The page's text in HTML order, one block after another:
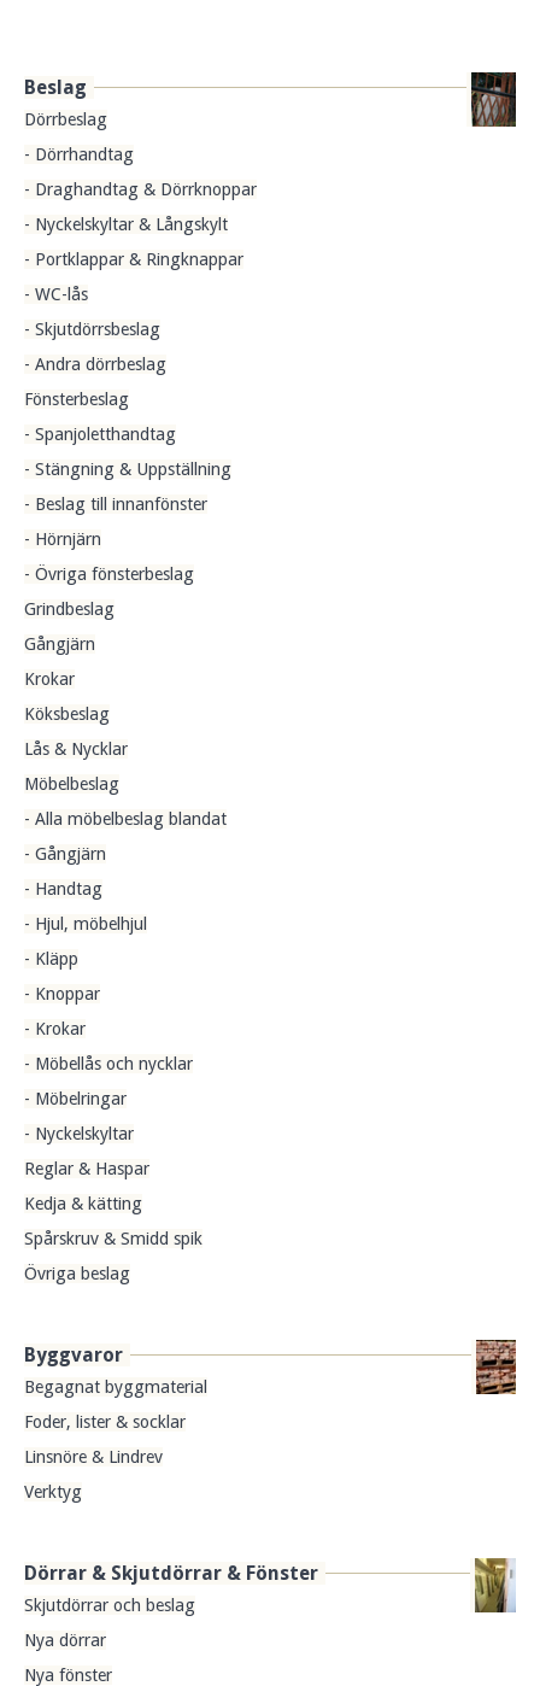
Beslag
Dörrbeslag
- Dörrhandtag
- Draghandtag & Dörrknoppar
- Nyckelskyltar & Långskylt
- Portklappar & Ringknappar
- WC-lås
- Skjutdörrsbeslag
- Andra dörrbeslag
Fönsterbeslag
- Spanjoletthandtag
- Stängning & Uppställning
- Beslag till innanfönster
- Hörnjärn
- Övriga fönsterbeslag
Grindbeslag
Gångjärn
Krokar
Köksbeslag
Lås & Nycklar
Möbelbeslag
- Alla möbelbeslag blandat
- Gångjärn
- Handtag
- Hjul, möbelhjul
- Kläpp
- Knoppar
- Krokar
- Möbellås och nycklar
- Möbelringar
- Nyckelskyltar
Reglar & Haspar
Kedja & kätting
Spårskruv & Smidd spik
Övriga beslag
Byggvaror
Begagnat byggmaterial
Foder, lister & socklar
Linsnöre & Lindrev
Verktyg
Dörrar & Skjutdörrar & Fönster
Skjutdörrar och beslag
Nya dörrar
Nya fönster